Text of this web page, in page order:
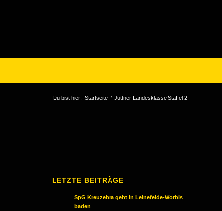
Du bist hier: Startseite / Jüttner Landesklasse Staffel 2
LETZTE BEITRÄGE
SpG Kreuzebra geht in Leinefelde-Worbis
baden